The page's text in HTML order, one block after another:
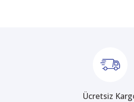
Ücretsiz